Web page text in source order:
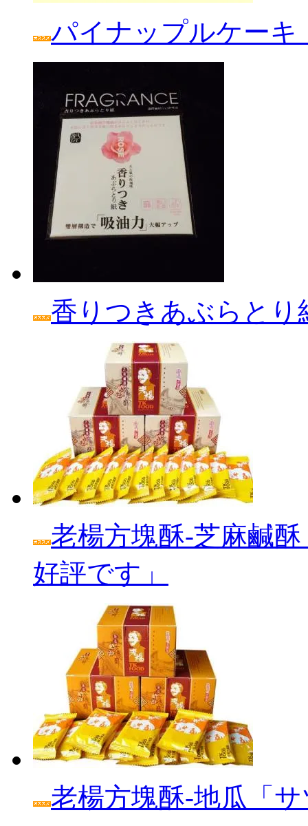
パイナップルケーキ
香りつきあぶらとり
老楊方塊酥‐芝麻鹹
好評です」
老楊方塊酥‐地瓜「